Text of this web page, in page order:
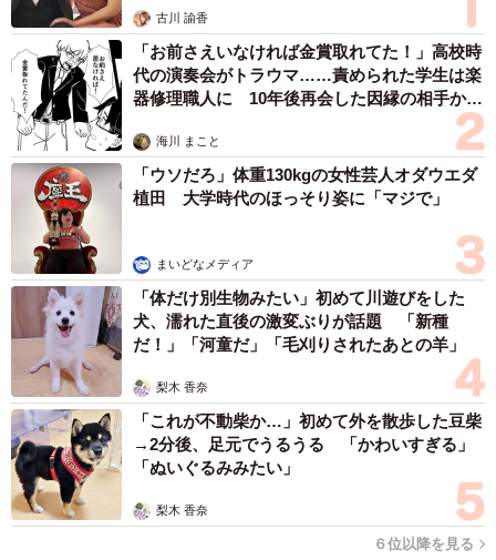
4/7
京成電鉄みどり台駅。駅の構内にも踏切あり（撮影：マグナム小林）
ややこしい改称もあります。実は今の「京成千葉駅」は、
元は「国鉄千葉駅前駅」です。国鉄がJRになった1987年に
「京成千葉駅」になり、元の「京成千葉駅」は「千葉中央
駅」になりました。昔から住んでる人間からすると、未だ
にどっちが京成千葉駅だっけ？と考えてしまいます。もっ
とややこしいのが、昔の「京成千葉駅」は今の中央公園辺
りにあったんです。私より年配の方はこちらの方が馴染み
はあるかも。
古川 諭香
「お前さえいなければ金賞取れてた！」高校時
代の演奏会がトラウマ……責められた学生は楽
器修理職人に 10年後再会した因縁の相手から
海川 まこと
「ウソだろ」体重130kgの女性芸人オダウエダ
植田 大学時代のほっそり姿に「マジで」
まいどなメディア
「体だけ別生物みたい」初めて川遊びをした
犬、濡れた直後の激変ぶりが話題 「新種
だ！」「河童だ」「毛刈りされたあとの羊」
梨木 香奈
「これが不動柴か…」初めて外を散歩した豆柴
→2分後、足元でうるうる 「かわいすぎる」
「ぬいぐるみみたい」
梨木 香奈
６位以降を見る